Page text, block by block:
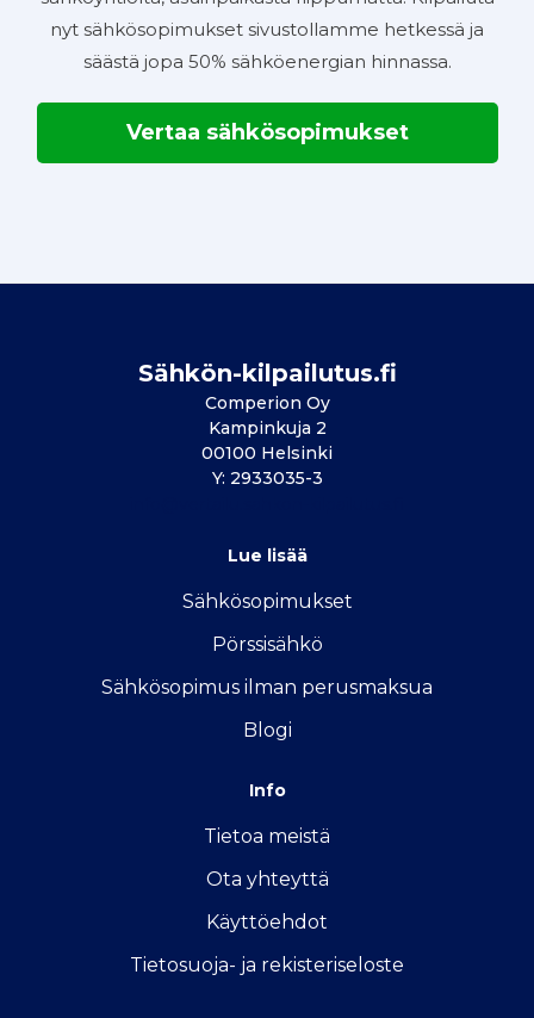
nyt sähkösopimukset sivustollamme hetkessä ja
säästä jopa 50% sähköenergian hinnassa.
Vertaa sähkösopimukset
Sähkön-kilpailutus.fi
Comperion Oy
Kampinkuja 2
00100 Helsinki
Y: 2933035-3
Lue lisää
Sähkösopimukset
Pörssisähkö
Sähkösopimus ilman perusmaksua
Blogi
Info
Tietoa meistä
Ota yhteyttä
Käyttöehdot
Tietosuoja- ja rekisteriseloste